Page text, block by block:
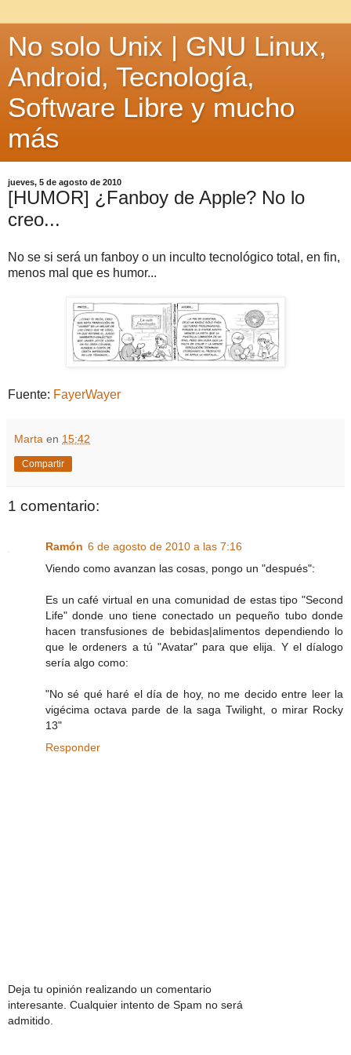
No solo Unix | GNU Linux,
Android, Tecnología,
Software Libre y mucho
más
jueves, 5 de agosto de 2010
[HUMOR] ¿Fanboy de Apple? No lo
creo...
No se si será un fanboy o un inculto tecnológico total, en fin,
menos mal que es humor...
Fuente: FayerWayer
Marta en 15:42
Compartir
1 comentario:
Ramón 6 de agosto de 2010 a las 7:16
Viendo como avanzan las cosas, pongo un "después":
Es un café virtual en una comunidad de estas tipo "Second
Life" donde uno tiene conectado un pequeño tubo donde
hacen transfusiones de bebidas|alimentos dependiendo lo
que le ordeners a tú "Avatar" para que elija. Y el díalogo
sería algo como:
"No sé qué haré el día de hoy, no me decido entre leer la
vigécima octava parde de la saga Twilight, o mirar Rocky
13"
Responder
Deja tu opinión realizando un comentario
interesante. Cualquier intento de Spam no será
admitido.